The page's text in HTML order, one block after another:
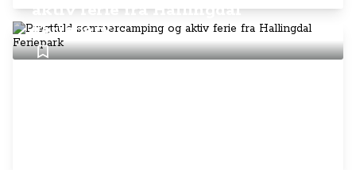
aktiv ferie fra Hallingdal
Feriepark